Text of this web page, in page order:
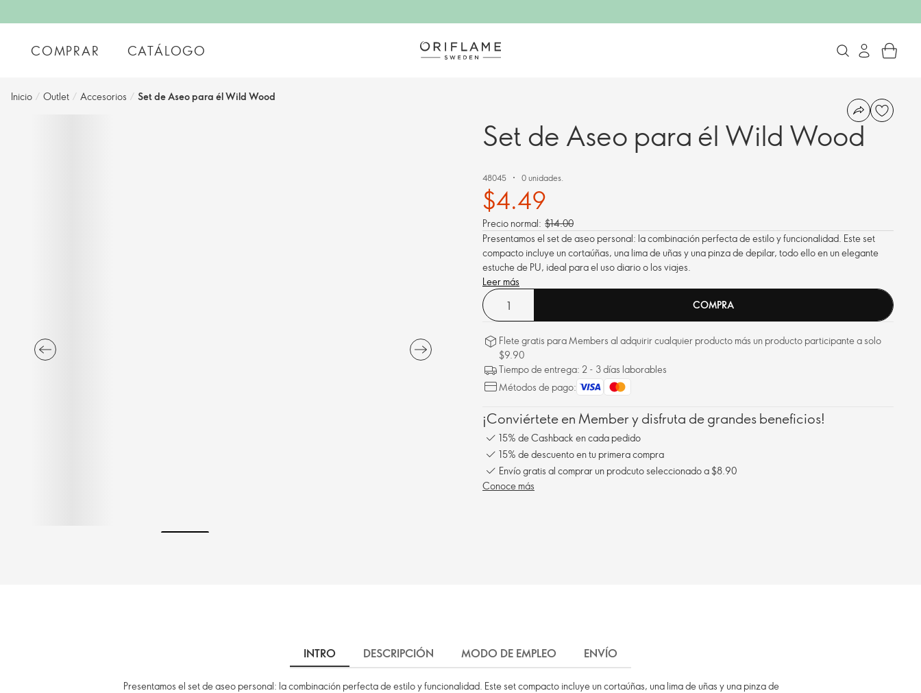
COMPRAR CATÁLOGO
Inicio / Outlet / Accesorios / Set de Aseo para él Wild Wood
Set de Aseo para él Wild Wood
48045 0 unidades.
$4.49
Precio normal: $14.00
Presentamos el set de aseo personal: la combinación perfecta de estilo y funcionalidad. Este set
compacto incluye un cortaúñas, una lima de uñas y una pinza de depilar, todo ello en un elegante
estuche de PU, ideal para el uso diario o los viajes.
Leer más
COMPRA
Flete gratis para Members al adquirir cualquier producto más un producto participante a solo
$9.90
Tiempo de entrega: 2 - 3 días laborables
Métodos de pago:
¡Conviértete en Member y disfruta de grandes beneficios!
15% de Cashback en cada pedido
15% de descuento en tu primera compra
Envío gratis al comprar un prodcuto seleccionado a $8.90
Conoce más
INTRO DESCRIPCIÓN MODO DE EMPLEO ENVÍO
Presentamos el set de aseo personal: la combinación perfecta de estilo y funcionalidad. Este set compacto incluye un cortaúñas, una lima de uñas y una pinza de